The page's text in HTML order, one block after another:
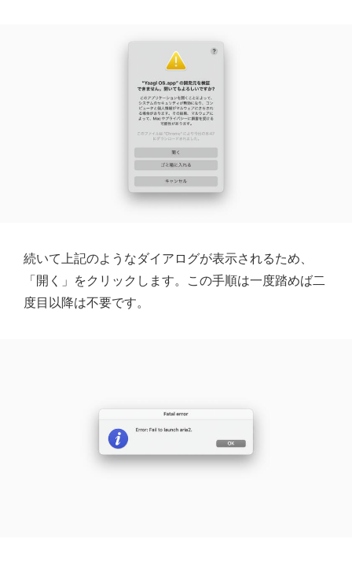
続いて上記のようなダイアログが表示されるため、
「開く」をクリックします。この手順は一度踏めば二
度目以降は不要です。